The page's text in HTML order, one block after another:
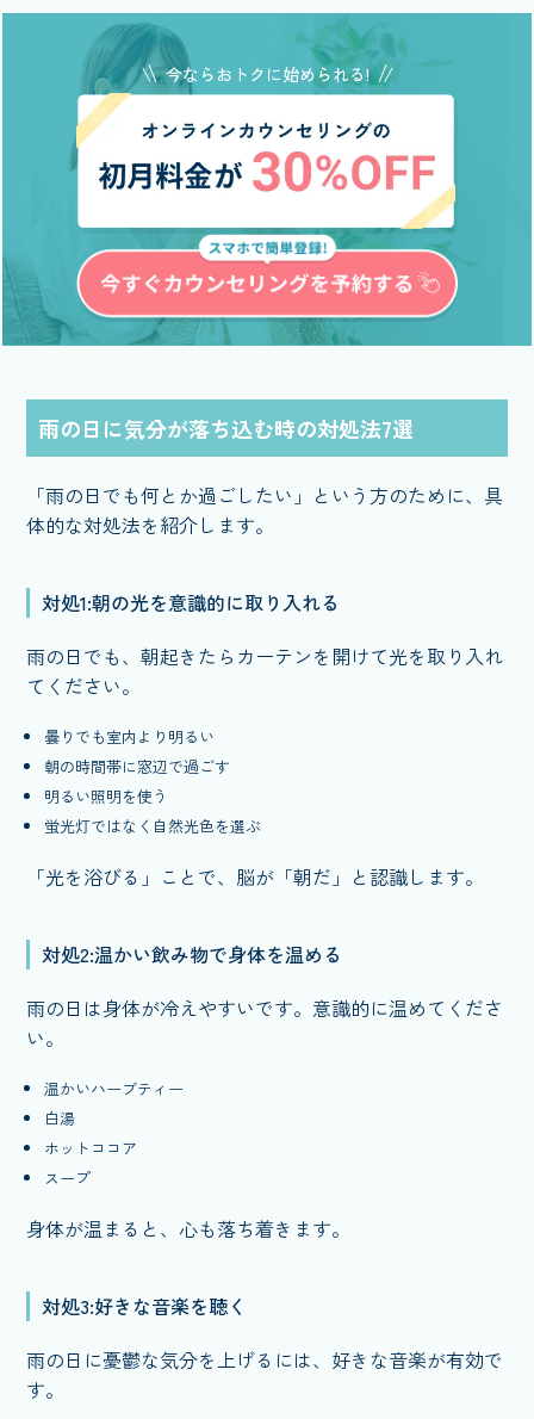
今ならおトクに始められる!
雨の日に気分が落ち込む時の対処法7選
「雨の日でも何とか過ごしたい」という方のために、具
体的な対処法を紹介します。
対処1:朝の光を意識的に取り入れる
雨の日でも、朝起きたらカーテンを開けて光を取り入れ
てください。
曇りでも室内より明るい
朝の時間帯に窓辺で過ごす
明るい照明を使う
蛍光灯ではなく自然光色を選ぶ
「光を浴びる」ことで、脳が「朝だ」と認識します。
対処2:温かい飲み物で身体を温める
雨の日は身体が冷えやすいです。意識的に温めてくださ
い。
温かいハーブティー
白湯
ホットココア
スープ
身体が温まると、心も落ち着きます。
対処3:好きな音楽を聴く
雨の日に憂鬱な気分を上げるには、好きな音楽が有効で
す。